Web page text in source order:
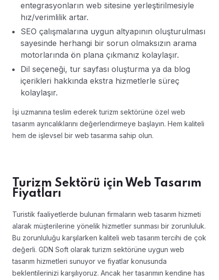
entegrasyonların web sitesine yerleştirilmesiyle
hız/verimlilik artar.
SEO çalışmalarına uygun altyapının oluşturulması
sayesinde herhangi bir sorun olmaksızın arama
motorlarında ön plana çıkmanız kolaylaşır.
Dil seçeneği, tur sayfası oluşturma ya da blog
içerikleri hakkında ekstra hizmetlerle süreç
kolaylaşır.
İşi uzmanına teslim ederek turizm sektörüne özel web
tasarım ayrıcalıklarını değerlendirmeye başlayın. Hem kaliteli
hem de işlevsel bir web tasarıma sahip olun.
Turizm Sektörü için Web Tasarım
Fiyatları
Turistik faaliyetlerde bulunan firmaların web tasarım hizmeti
alarak müşterilerine yönelik hizmetler sunması bir zorunluluk.
Bu zorunluluğu karşılarken kaliteli web tasarım tercihi de çok
değerli. GDN Soft olarak turizm sektörüne uygun web
tasarım hizmetleri sunuyor ve fiyatlar konusunda
beklentilerinizi karşılıyoruz. Ancak her tasarımın kendine has